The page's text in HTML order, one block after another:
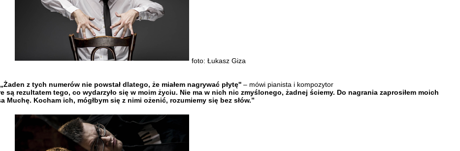
foto: Łukasz Giza
„Żaden z tych numerów nie powstał dlatego, że miałem nagrywać płytę'' – mówi pianista i kompozytor
są rezultatem tego, co wydarzyło się w moim życiu. Nie ma w nich nic zmyślonego, żadnej ściemy. Do nagrania zaprosiłem moich
Kocham ich, mógłbym się z nimi ożenić, rozumiemy się bez słów.”